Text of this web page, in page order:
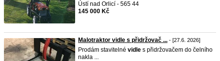
Ústí nad Orlicí - 565 44
145 000 Kč
Malotraktor vidle s přidržovač ... - [27.6. 2026]
Prodám stavitelné vidle s přidržovačem do čelního
nakla ...